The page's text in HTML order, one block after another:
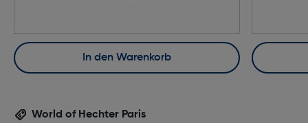
In den Warenkorb
World of Hechter Paris